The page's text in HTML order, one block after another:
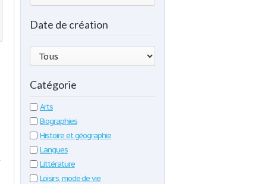
Date de création
Catégorie
Arts
Biographies
Histoire et géographie
Langues
Littérature
Loisirs, mode de vie